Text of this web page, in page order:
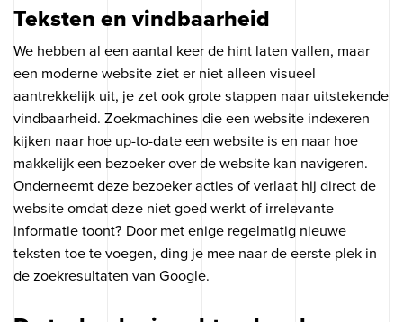
Teksten en vindbaarheid
We hebben al een aantal keer de hint laten vallen, maar
een moderne website ziet er niet alleen visueel
aantrekkelijk uit, je zet ook grote stappen naar uitstekende
vindbaarheid. Zoekmachines die een website indexeren
kijken naar hoe up-to-date een website is en naar hoe
makkelijk een bezoeker over de website kan navigeren.
Onderneemt deze bezoeker acties of verlaat hij direct de
website omdat deze niet goed werkt of irrelevante
informatie toont? Door met enige regelmatig nieuwe
teksten toe te voegen, ding je mee naar de eerste plek in
de zoekresultaten van Google.